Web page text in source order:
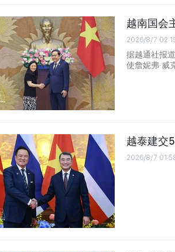
越南国会
2026/8/7
据越通社报
使詹妮弗·威
越泰建交
2026/8/7